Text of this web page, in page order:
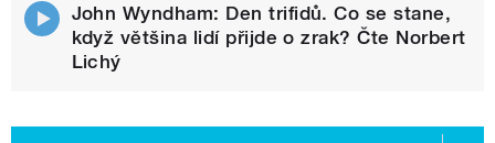
John Wyndham: Den trifidů. Co se stane,
když většina lidí přijde o zrak? Čte Norbert
Lichý